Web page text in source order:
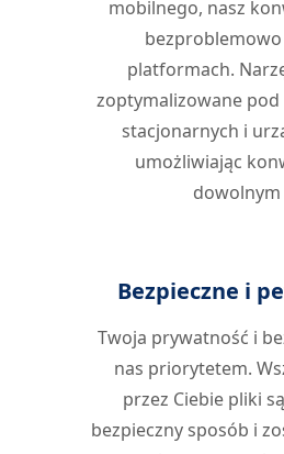
mobilnego, nasz
platformach.
zoptymalizowane
stacjonarnych i
umożliwiając
dowolnym
Bezpieczne i
Twoja prywatność i
nas priorytetem.
przez Ciebie pliki
bezpieczny sposób i